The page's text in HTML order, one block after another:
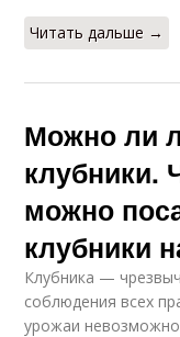
Читать дальше →
Можно ли
клубники.
можно
клубники
Клубника —
соблюдения всех
урожаи